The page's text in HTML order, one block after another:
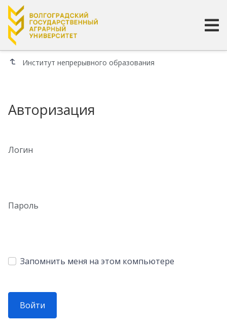
Институт непрерывного образования
Авторизация
Логин
Пароль
Запомнить меня на этом компьютере
Войти